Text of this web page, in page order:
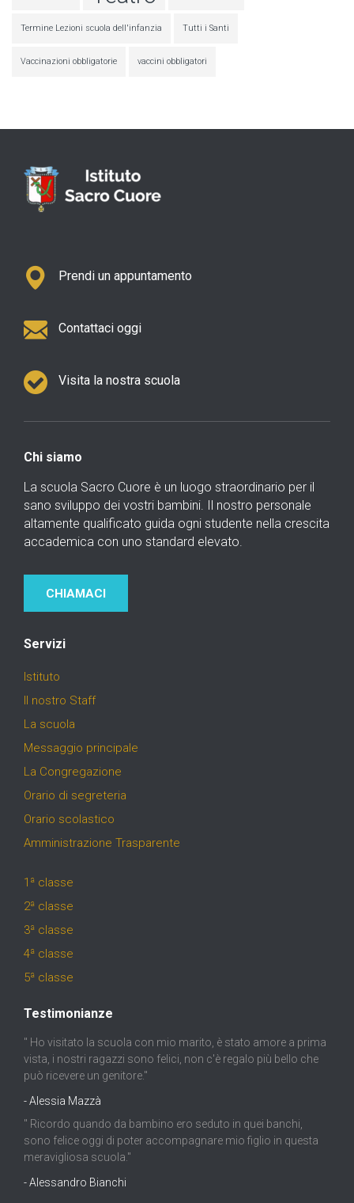
Termine Lezioni scuola dell'infanzia Tutti i Santi
Vaccinazioni obbligatorie vaccini obbligatori
Prendi un appuntamento
Contattaci oggi
Visita la nostra scuola
Chi siamo
La scuola Sacro Cuore è un luogo straordinario per il
sano sviluppo dei vostri bambini. Il nostro personale
altamente qualificato guida ogni studente nella crescita
accademica con uno standard elevato.
CHIAMACI
Servizi
Istituto
Il nostro Staff
La scuola
Messaggio principale
La Congregazione
Orario di segreteria
Orario scolastico
Amministrazione Trasparente
1ª classe
2ª classe
3ª classe
4ª classe
5ª classe
Testimonianze
" Ho visitato la scuola con mio marito, è stato amore a prima
vista, i nostri ragazzi sono felici, non c'è regalo più bello che
può ricevere un genitore."
- Alessia Mazzà
" Ricordo quando da bambino ero seduto in quei banchi,
sono felice oggi di poter accompagnare mio figlio in questa
meravigliosa scuola."
- Alessandro Bianchi